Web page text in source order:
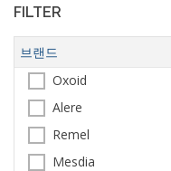
FILTER
브랜드
Oxoid
Alere
Remel
Mesdia